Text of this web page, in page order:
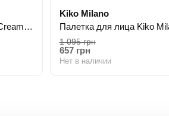
Румяна кремовая Pastel Profashion Cream Blush Blendable №50 3.6 г
Kiko Milano
1 095 грн
657 грн
Нет в наличии